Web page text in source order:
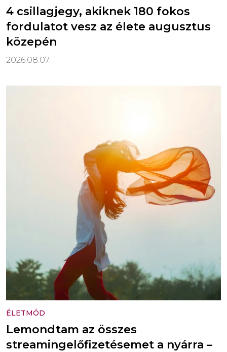
4 csillagjegy, akiknek 180 fokos
fordulatot vesz az élete augusztus
közepén
2026.08.07.
ÉLETMÓD
Lemondtam az összes
streamingelőfizetésemet a nyárra –